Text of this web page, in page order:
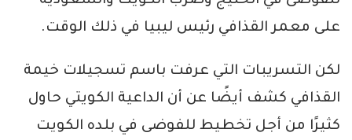
على معمر القذافي رئيس ليبيا في ذلك الوقت.
لكن التسريبات التي عرفت باسم تسجيلات خيمة
القذافي كشف أيضًا عن أن الداعية الكويتي حاول
كثيرًا من أجل تخطيط للفوضى في بلده الكويت